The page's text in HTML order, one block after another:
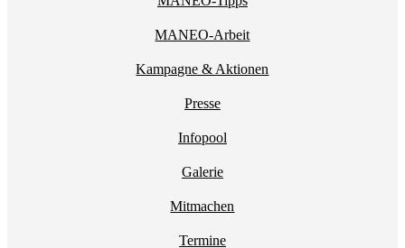
MANEO-Arbeit
Kampagne & Aktionen
Presse
Infopool
Galerie
Mitmachen
Termine